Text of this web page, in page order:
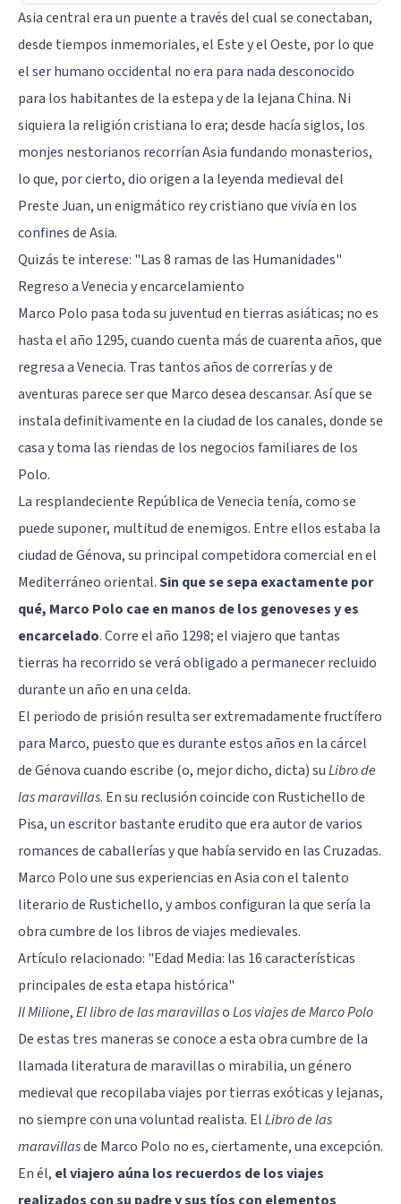
Asia central era un puente a través del cual se conectaban,
desde tiempos inmemoriales, el Este y el Oeste, por lo que
el ser humano occidental no era para nada desconocido
para los habitantes de la estepa y de la lejana China. Ni
siquiera la religión cristiana lo era; desde hacía siglos, los
monjes nestorianos recorrían Asia fundando monasterios,
lo que, por cierto, dio origen a la leyenda medieval del
Preste Juan, un enigmático rey cristiano que vivía en los
confines de Asia.
Quizás te interese: "Las 8 ramas de las Humanidades"
Regreso a Venecia y encarcelamiento
Marco Polo pasa toda su juventud en tierras asiáticas; no es
hasta el año 1295, cuando cuenta más de cuarenta años, que
regresa a Venecia. Tras tantos años de correrías y de
aventuras parece ser que Marco desea descansar. Así que se
instala definitivamente en la ciudad de los canales, donde se
casa y toma las riendas de los negocios familiares de los
Polo.
La resplandeciente República de Venecia tenía, como se
puede suponer, multitud de enemigos. Entre ellos estaba la
ciudad de Génova, su principal competidora comercial en el
Mediterráneo oriental.Sin que se sepa exactamente por
qué, Marco Polo cae en manos de los genoveses y es
encarcelado. Corre el año 1298; el viajero que tantas
tierras ha recorrido se verá obligado a permanecer recluido
durante un año en una celda.
El periodo de prisión resulta ser extremadamente fructífero
para Marco, puesto que es durante estos años en la cárcel
de Génova cuando escribe (o, mejor dicho, dicta) suLibro de
las maravillas. En su reclusión coincide con Rustichello de
Pisa, un escritor bastante erudito que era autor de varios
romances de caballerías y que había servido en las Cruzadas.
Marco Polo une sus experiencias en Asia con el talento
literario de Rustichello, y ambos configuran la que sería la
obra cumbre de los libros de viajes medievales.
Artículo relacionado: "Edad Media: las 16 características
principales de esta etapa histórica"
Il Milione,El libro de las maravillasoLos viajes de Marco Polo
De estas tres maneras se conoce a esta obra cumbre de la
llamada literatura de maravillas o mirabilia, un género
medieval que recopilaba viajes por tierras exóticas y lejanas,
no siempre con una voluntad realista. ElLibro de las
maravillasde Marco Polo no es, ciertamente, una excepción.
En él, el viajero aúna los recuerdos de los viajes